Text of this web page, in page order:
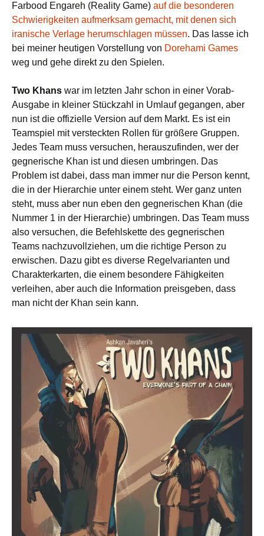
Farbood Engareh (Reality Game) auf die besonderen
Schwierigkeiten aufmerksam gemacht, mit denen sich
iranische Verlage herumschlagen müssen. Das lasse ich
bei meiner heutigen Vorstellung von Dorehami Games
weg und gehe direkt zu den Spielen.
Two Khans war im letzten Jahr schon in einer Vorab-
Ausgabe in kleiner Stückzahl in Umlauf gegangen, aber
nun ist die offizielle Version auf dem Markt. Es ist ein
Teamspiel mit versteckten Rollen für größere Gruppen.
Jedes Team muss versuchen, herauszufinden, wer der
gegnerische Khan ist und diesen umbringen. Das
Problem ist dabei, dass man immer nur die Person kennt,
die in der Hierarchie unter einem steht. Wer ganz unten
steht, muss aber nun eben den gegnerischen Khan (die
Nummer 1 in der Hierarchie) umbringen. Das Team muss
also versuchen, die Befehlskette des gegnerischen
Teams nachzuvollziehen, um die richtige Person zu
erwischen. Dazu gibt es diverse Regelvarianten und
Charakterkarten, die einem besondere Fähigkeiten
verleihen, aber auch die Information preisgeben, dass
man nicht der Khan sein kann.